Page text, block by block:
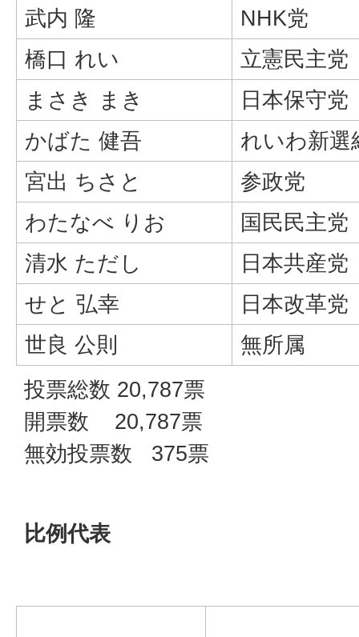
武内 隆
NHK党
橋口 れい
立憲民主党
まさき まき
日本保守党
かばた 健吾
れいわ新選
宮出 ちさと
参政党
わたなべ りお
国民民主党
清水 ただし
日本共産党
せと 弘幸
日本改革党
世良 公則
無所属
投票総数 20,787票
開票数 20,787票
無効投票数 375票
比例代表